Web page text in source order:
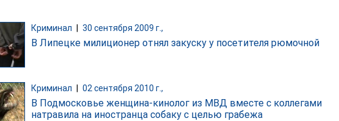
Криминал | 30 сентября 2009 г.,
В Липецке милиционер отнял закуску у посетителя рюмочной
Криминал | 02 сентября 2010 г.,
В Подмосковье женщина-кинолог из МВД вместе с коллегами
натравила на иностранца собаку с целью грабежа